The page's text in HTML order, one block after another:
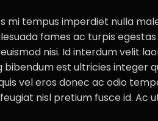
mi tempus imperdiet nulla
fames ac turpis
nisi. Id interdum velit
bibendum est ultricies integer
vel eros donec ac odio
feugiat nisl pretium fusce id.